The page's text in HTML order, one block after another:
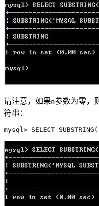
请注意，如果n参数为零，
符串：
mysql> SELECT